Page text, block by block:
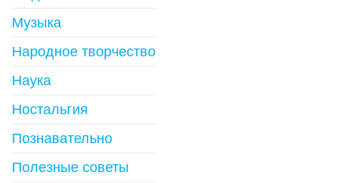
Музыка
Народное творчество
Наука
Ностальгия
Познавательно
Полезные советы